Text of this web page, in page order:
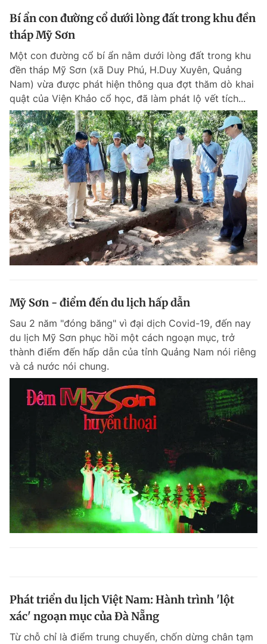
Bí ẩn con đường cổ dưới lòng đất trong khu đền
tháp Mỹ Sơn
Một con đường cổ bí ẩn nằm dưới lòng đất trong khu
đền tháp Mỹ Sơn (xã Duy Phú, H.Duy Xuyên, Quảng
Nam) vừa được phát hiện thông qua đợt thăm dò khai
quật của Viện Khảo cổ học, đã làm phát lộ vết tích...
Mỹ Sơn - điểm đến du lịch hấp dẫn
Sau 2 năm "đóng băng" vì đại dịch Covid-19, đến nay
du lịch Mỹ Sơn phục hồi một cách ngoạn mục, trở
thành điểm đến hấp dẫn của tỉnh Quảng Nam nói riêng
và cả nước nói chung.
Phát triển du lịch Việt Nam: Hành trình 'lột
xác' ngoạn mục của Đà Nẵng
Từ chỗ chỉ là điểm trung chuyển, chốn dừng chân tạm